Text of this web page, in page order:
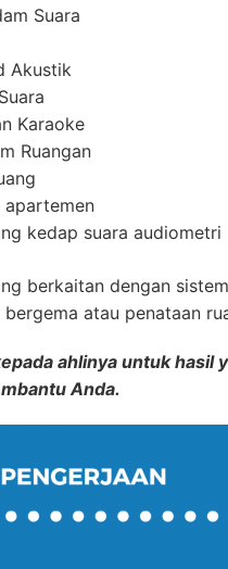
Suara
Akustik
Karaoke
Ruangan
apartemen
kedap suara audiometri
berkaitan dengan
atau penataan
ahlinya untuk hasil
Anda.